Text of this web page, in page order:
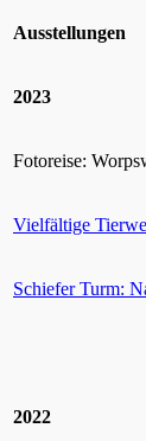
Ausstellungen
2023
Fotoreise:
Vielfältige
Schiefer Turm:
2022